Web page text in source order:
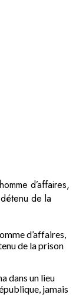
d’affaires,
de la
d’affaires,
de la prison
dans un lieu
jamais